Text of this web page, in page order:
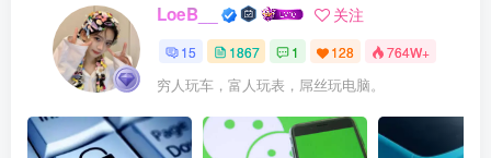
LoeB__ 关注
15 1867 1 128 764W+
穷人玩车，富人玩表，屌丝玩电脑。